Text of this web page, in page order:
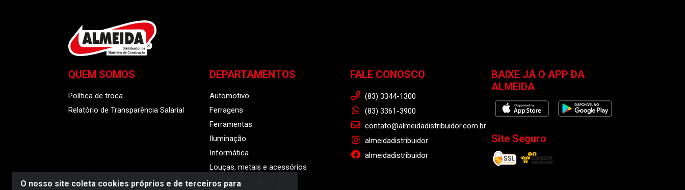
O nosso site coleta cookies próprios e de terceiros para
QUEM SOMOS
Política de troca
Relatório de Transparência Salarial
DEPARTAMENTOS
Automotivo
Ferragens
Ferramentas
Iluminação
Informática
Louças, metais e acessórios
FALE CONOSCO
(83) 3344-1300
(83) 3361-3900
contato@almeidadistribuidor.com.br
almeidadistribuidor
almeidadistribuidor
BAIXE JÁ O APP DA
ALMEIDA
Site Seguro